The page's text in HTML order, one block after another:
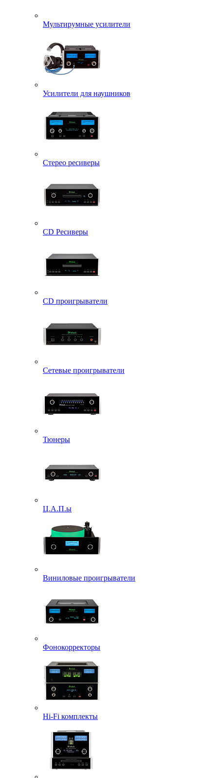
Мультирумные усилители
Усилители для наушников
Стерео ресиверы
CD Ресиверы
CD проигрыватели
Сетевые проигрыватели
Тюнеры
Ц.А.П.ы
Виниловые проигрыватели
Фонокорректоры
Hi-Fi комплекты